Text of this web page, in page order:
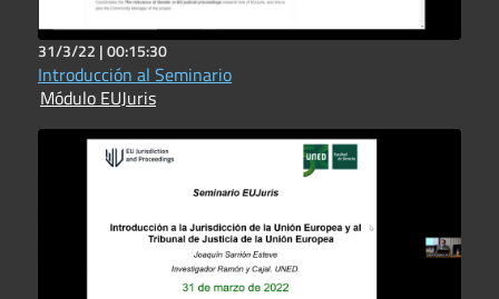
31/3/22 |00:15:30
Introducción al Seminario
Módulo EUJuris